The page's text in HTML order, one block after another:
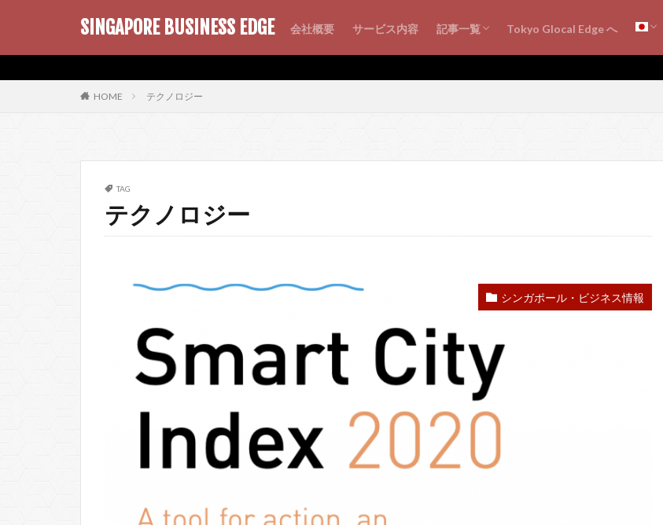
SINGAPORE BUSINESS EDGE 会社概要 サービス内容 記事一覧 Tokyo Glocal Edge へ
HOME テクノロジー
TAG
テクノロジー
シンガポール・ビジネス情報